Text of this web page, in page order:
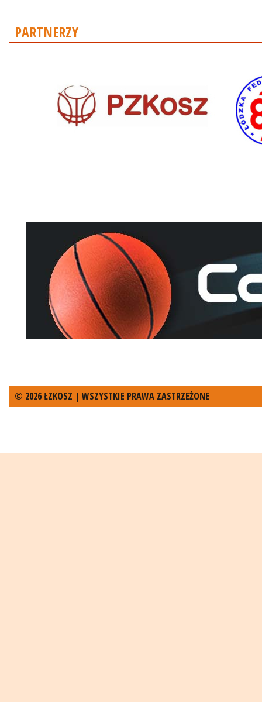
PARTNERZY
© 2026 ŁZKOSZ | WSZYSTKIE PRAWA ZASTRZEŻONE